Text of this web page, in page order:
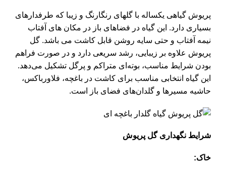
پریوش گیاهی یکساله با گلهای رنگارنگ و زیبا که طرفدارهای
بسیاری دارد. این گیاه در فضاهای باز در مکان های آفتاب
نیمه آفتاب و حتی سایه روشن قابل کاشت می باشد. گل
پریوش علاوه بر زیبایی، رشد سریعی دارد و در صورت فراهم
بودن شرایط مناسب، بوته‌ای متراکم و پرگل تشکیل می‌دهد.
این گیاه انتخابی مناسب برای کاشت در باغچه، فلاورباکس،
حاشیه مسیرها و گلدان‌های فضای باز است.
شرایط نگهداری گل پریوش
خاک: